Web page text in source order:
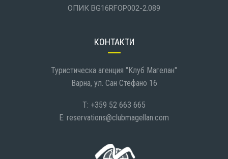
ОПИК BG16RFOP002-2.089
КОНТАКТИ
Туристическа агенция "Клуб Магелан"
Варна, ул. Сан Стефано 16
T: +359 52 663 665
E: reservations@clubmagellan.com